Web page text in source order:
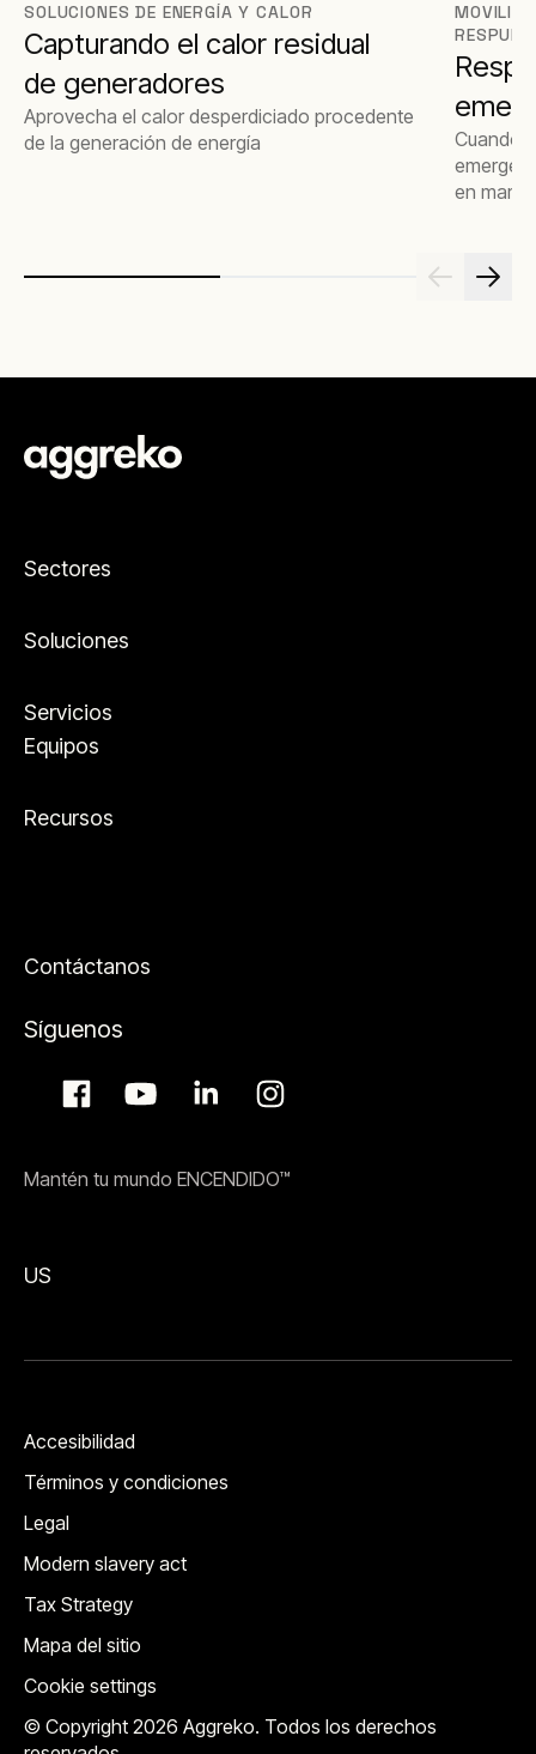
SOLUCIONES DE ENERGÍA Y CALOR
Capturando el calor residual
de generadores
Aprovecha el calor desperdiciado procedente
de la generación de energía
Cuando
en
Sectores
Soluciones
Servicios
Equipos
Recursos
Contáctanos
Síguenos
Mantén tu mundo ENCENDIDO™
US
© Copyright 2026 Aggreko. Todos los derechos
Accesibilidad
Términos y condiciones
Legal
Modern slavery act
Tax Strategy
Mapa del sitio
Cookie settings